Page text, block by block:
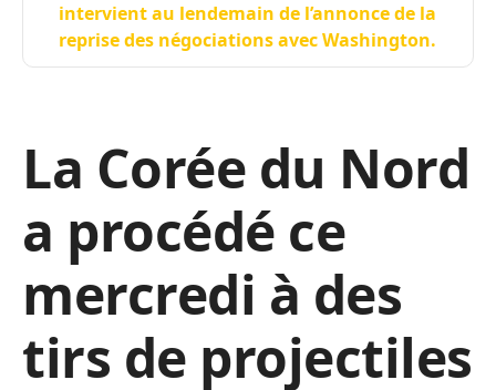
intervient au lendemain de l’annonce de la
reprise des négociations avec Washington.
La Corée du Nord
a procédé ce
mercredi à des
tirs de projectiles